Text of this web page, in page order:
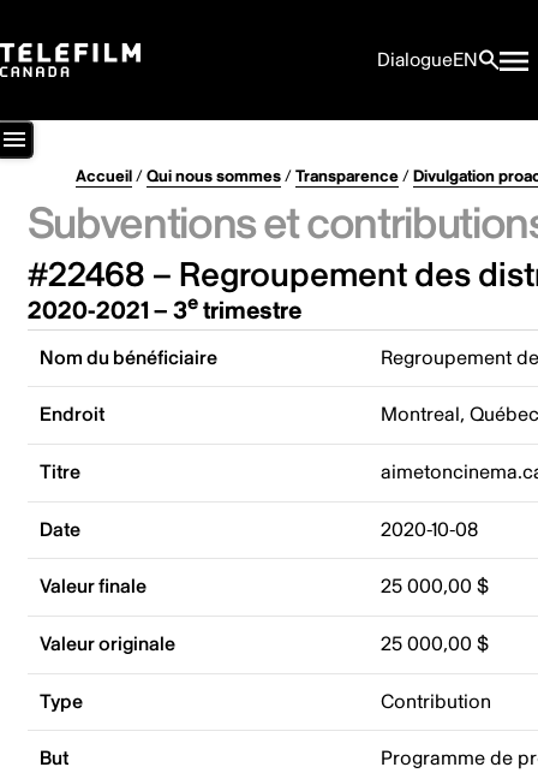
DialogueEN
Accueil/Qui nous sommes/Transparence/Divulgation
Subventions et
#22468 – Regroupement des
2020-2021 – 3etrimestre
Nom du bénéficiaire Regroupement
Endroit Montreal,
Titre
Date 2020-10-08
Valeur finale 25 000,00 $
Valeur originale 25 000,00 $
Type Contribution
But Programme de